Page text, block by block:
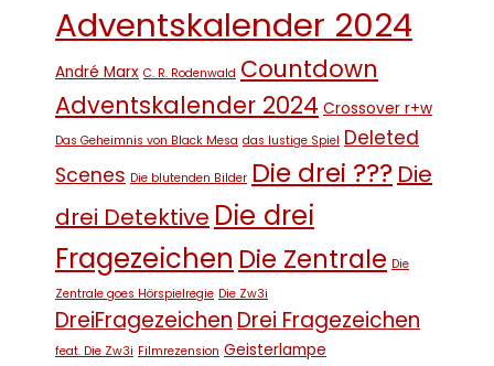
Adventskalender 2024
André Marx C. R. Rodenwald Countdown
Adventskalender 2024 Crossover r+w
Das Geheimnis von Black Mesa das lustige Spiel Deleted
Scenes Die blutenden Bilder Die drei ??? Die
drei Detektive Die drei
Fragezeichen Die Zentrale Die
Zentrale goes Hörspielregie Die Zw3i
DreiFragezeichen Drei Fragezeichen
feat. Die Zw3i Filmrezension Geisterlampe